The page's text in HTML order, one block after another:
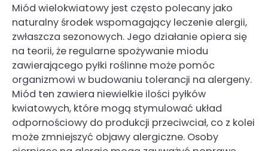
Miód wielokwiatowy jest często polecany jako
naturalny środek wspomagający leczenie alergii,
zwłaszcza sezonowych. Jego działanie opiera się
na teorii, że regularne spożywanie miodu
zawierającego pyłki roślinne może pomóc
organizmowi w budowaniu tolerancji na alergeny.
Miód ten zawiera niewielkie ilości pyłków
kwiatowych, które mogą stymulować układ
odpornościowy do produkcji przeciwciał, co z kolei
może zmniejszyć objawy alergiczne. Osoby